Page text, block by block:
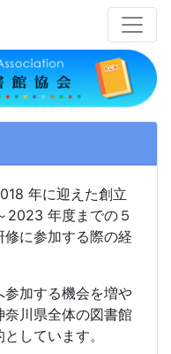
年に迎えた創立
2023 年度までの５
に参加する際の経
参加する機会を増や
奈川県全体の図書館
しています。